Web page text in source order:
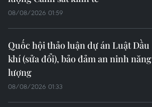
08/08/2026 01:59
Quốc hội thảo luận dự án Luật Dầu
khí (sửa đổi), bảo đảm an ninh năng
lượng
08/08/2026 01:33